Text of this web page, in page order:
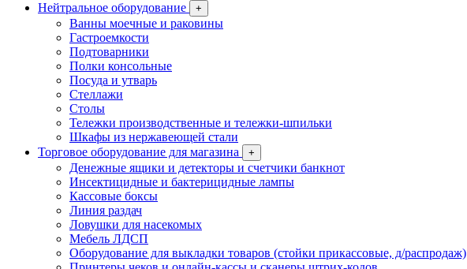
Нейтральное оборудование
+
Ванны моечные и раковины
Гастроемкости
Подтоварники
Полки консольные
Посуда и утварь
Стеллажи
Столы
Тележки производственные и тележки-шпильки
Шкафы из нержавеющей стали
Торговое оборудование для магазина
+
Денежные ящики и детекторы и счетчики банкнот
Инсектицидные и бактерицидные лампы
Кассовые боксы
Линия раздач
Ловушки для насекомых
Мебель ЛДСП
Оборудование для выкладки товаров (стойки прикассовые, д/распродаж)